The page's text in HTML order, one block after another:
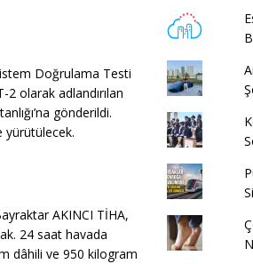
Doğrulama Testi
olarak adlandırılan
gönderildi.
yürütülecek.
AKINCI TİHA,
24 saat havada
dâhili ve 950 kilogram